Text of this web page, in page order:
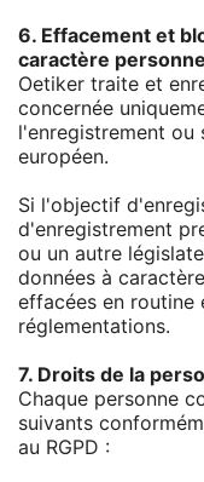
6. Effacement et
caractère
Oetiker traite et
concernée
l'enregistrement ou
européen.
Si l'objectif
d'enregistrement
ou un autre
données à
effacées en routine
réglementations.
7. Droits de la
Chaque personne
suivants
au RGPD :